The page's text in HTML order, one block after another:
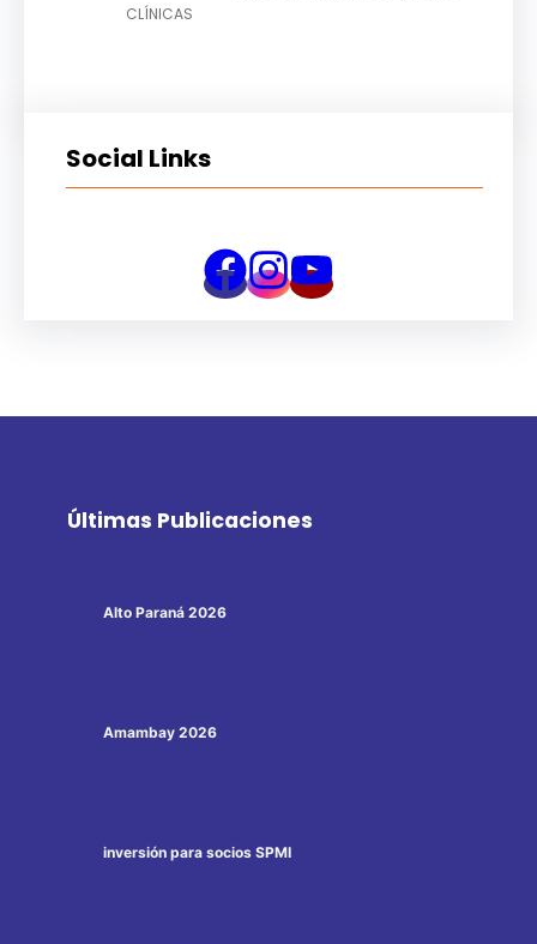
CLÍNICAS
Social Links
Últimas Publicaciones
Alto Paraná 2026
Amambay 2026
inversión para socios SPMI